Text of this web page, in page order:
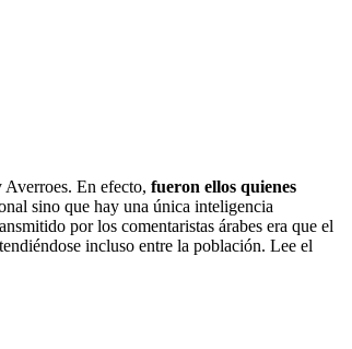
Averroes. En efecto, fueron ellos quienes
sino que hay una única inteligencia
por los comentaristas árabes era que el
incluso entre la población. Lee el